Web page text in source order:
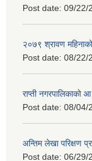
Post date: 09/22/
२०७९ श्रावण
Post date: 08/22/
राप्ती
Post date: 08/04/
अन्तिम लेखा परिक्षण
Post date: 06/29/